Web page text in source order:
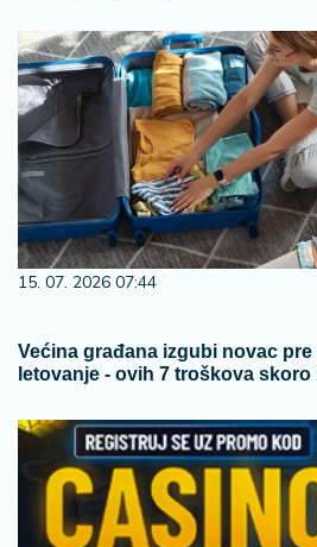
15. 07. 2026 07:44
Većina građana izgubi novac
letovanje - ovih 7 troškova